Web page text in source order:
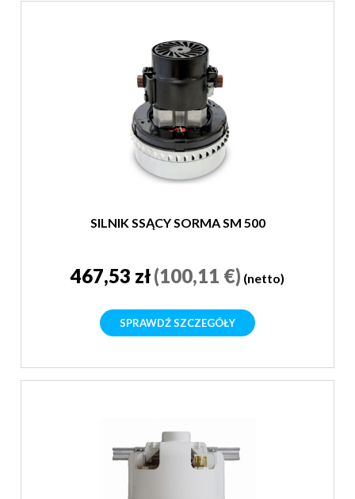
SILNIK SSĄCY SORMA SM 500
467,53 zł(100,11 €) (netto)
SPRAWDŹ SZCZEGÓŁY